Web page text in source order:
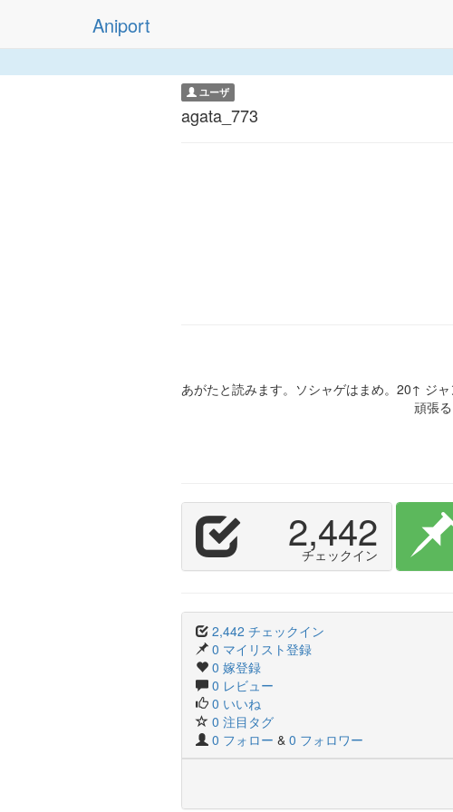
Aniport
ユーザ
agata_773
あがたと読みます。ソシャゲはまめ。20↑ ジ
2,442
チェックイン
2,442 チェックイン
0 マイリスト登録
0 嫁登録
0 レビュー
0 いいね
0 注目タグ
0 フォロー & 0 フォロワー